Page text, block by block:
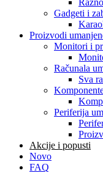
Razno
Gadgeti i
Proizvodi
Monitori i
Računala
Sva
Periferija
Akcije i popusti
Novo
FAQ